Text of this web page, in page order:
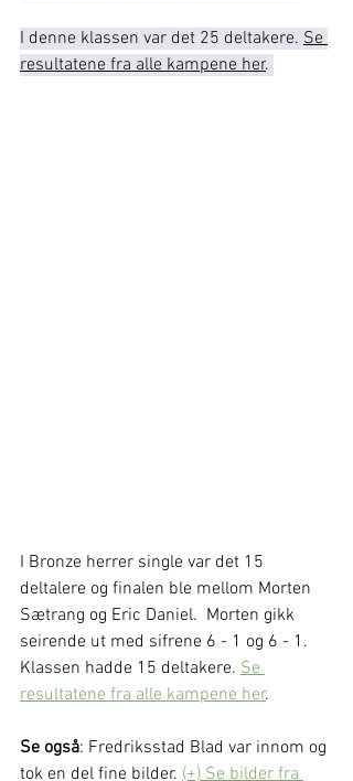
I denne klassen var det 25 deltakere. Se
resultatene fra alle kampene her.
I Bronze herrer single var det 15
deltalere og finalen ble mellom Morten
Sætrang og Eric Daniel.  Morten gikk
seirende ut med sifrene 6 - 1 og 6 - 1.
Klassen hadde 15 deltakere. Se
resultatene fra alle kampene her.
Se også: Fredriksstad Blad var innom og
tok en del fine bilder. (+) Se bilder fra